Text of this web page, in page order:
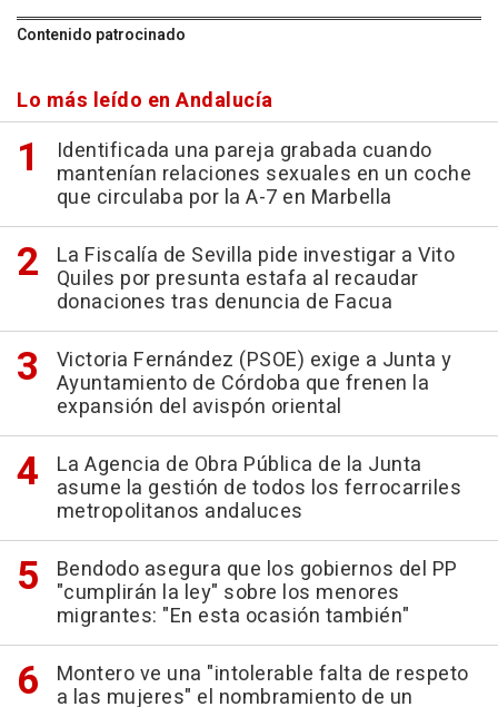
Contenido patrocinado
Lo más leído en Andalucía
Identificada una pareja grabada cuando
mantenían relaciones sexuales en un coche
que circulaba por la A-7 en Marbella
La Fiscalía de Sevilla pide investigar a Vito
Quiles por presunta estafa al recaudar
donaciones tras denuncia de Facua
Victoria Fernández (PSOE) exige a Junta y
Ayuntamiento de Córdoba que frenen la
expansión del avispón oriental
La Agencia de Obra Pública de la Junta
asume la gestión de todos los ferrocarriles
metropolitanos andaluces
Bendodo asegura que los gobiernos del PP
"cumplirán la ley" sobre los menores
migrantes: "En esta ocasión también"
Montero ve una "intolerable falta de respeto
a las mujeres" el nombramiento de un